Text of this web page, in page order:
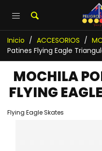
Inicio / ACCESORIOS /
Patines Flying Eagle
MOCHILA
FLYING
Flying Eagle Skates